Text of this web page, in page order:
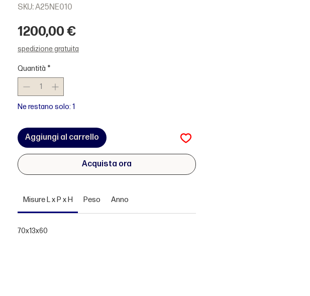
SKU: A25NE010
1200,00 €Prezzo
spedizione gratuita
Quantità *
Ne restano solo: 1
Aggiungi al carrello
Acquista ora
Misure L x P x H Peso Anno
70x13x60